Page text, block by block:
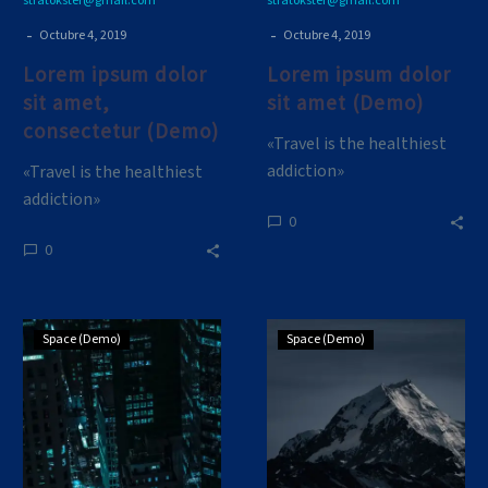
- Octubre 4, 2019
Lorem ipsum dolor
sit amet,
consectetur (Demo)
«Travel is the healthiest
addiction»
0
- Octubre 4, 2019
Lorem ipsum dolor
sit amet (Demo)
«Travel is the healthiest
addiction»
0
Super
Simple
Blog
Post
Medium
(Demo)
Space (Demo)
Super
Blog
Post
Medium
(Demo)
Space (Demo)